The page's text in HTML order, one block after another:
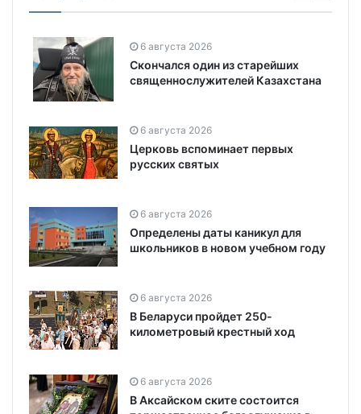
6 августа 2026
Скончался один из старейших
священнослужителей Казахстана
6 августа 2026
Церковь вспоминает первых
русских святых
6 августа 2026
Определены даты каникул для
школьников в новом учебном году
6 августа 2026
В Беларуси пройдет 250-
километровый крестный ход
6 августа 2026
В Аксайском ските состоится